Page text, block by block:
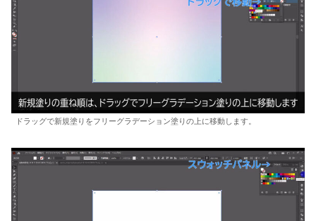
ドラッグで新規塗りをフリーグラデーション塗りの上に移動します。